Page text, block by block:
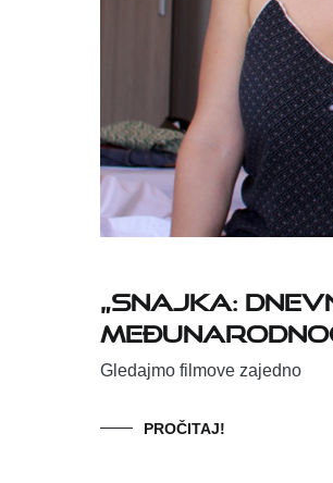
„Snajka:
Gledajmo filmove zajedno
PROČITAJ!